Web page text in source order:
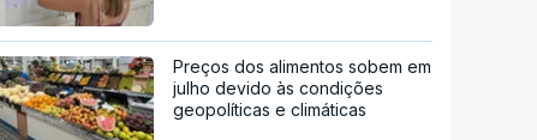
Preços dos alimentos sobem em
julho devido às condições
geopolíticas e climáticas